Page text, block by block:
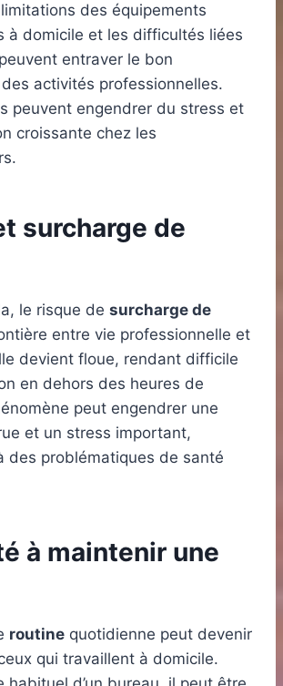
des équipements
à domicile et les difficultés liées
entraver le bon
activités professionnelles.
peuvent engendrer du stress et
croissante chez les
surcharge de
le risque de surcharge de
entre vie professionnelle et
devient floue, rendant difficile
en dehors des heures de
peut engendrer une
et un stress important,
des problématiques de santé
à maintenir une
routine quotidienne peut devenir
qui travaillent à domicile.